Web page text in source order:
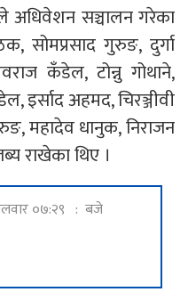
अधिवेशन सञ्चालन गरेका
सोमप्रसाद गुरुङ, दुर्गा
कँडेल, टोन्नु गोथाने,
इर्साद अहमद, चिरञ्जीवी
महादेव धानुक, निराजन
राखेका थिए ।
०७:२९ : बजे